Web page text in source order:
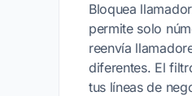
Bloquea
permite solo
reenvía
diferentes. El
tus líneas de